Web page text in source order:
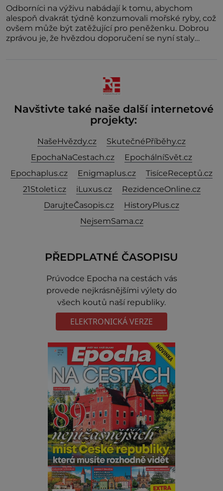
Odborníci na výživu nabádají k tomu, abychom
alespoň dvakrát týdně konzumovali mořské ryby, což
ovšem může být zatěžující pro peněženku. Dobrou
zprávou je, že hvězdou doporučení se nyní staly
Navštivte také naše další internetové
projekty:
NašeHvězdy.cz
SkutečnéPříběhy.cz
EpochaNaCestach.cz
EpochálníSvět.cz
Epochaplus.cz
Enigmaplus.cz
TisíceReceptů.cz
21Stoleti.cz
iLuxus.cz
RezidenceOnline.cz
DarujteČasopis.cz
HistoryPlus.cz
NejsemSama.cz
PŘEDPLATNÉ ČASOPISU
Prúvodce Epocha na cestách vás
provede nejkrásnějšími výlety do
všech koutů naší republiky.
ELEKTRONICKÁ VERZE